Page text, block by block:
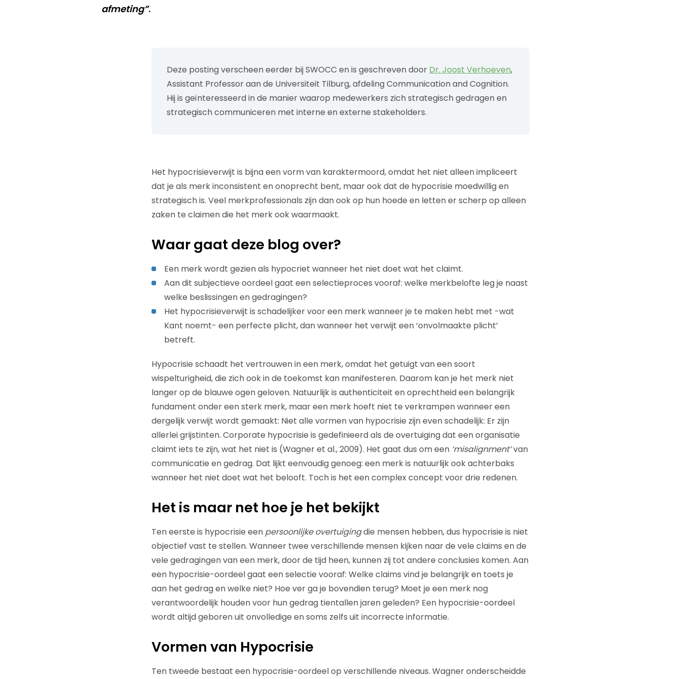
afmeting”.
Deze posting verscheen eerder bij SWOCC en is geschreven door Dr. Joost Verhoeven,
Assistant Professor aan de Universiteit Tilburg, afdeling Communication and Cognition.
Hij is geïnteresseerd in de manier waarop medewerkers zich strategisch gedragen en
strategisch communiceren met interne en externe stakeholders.
Het hypocrisieverwijt is bijna een vorm van karaktermoord, omdat het niet alleen impliceert
dat je als merk inconsistent en onoprecht bent, maar ook dat de hypocrisie moedwillig en
strategisch is. Veel merkprofessionals zijn dan ook op hun hoede en letten er scherp op alleen
zaken te claimen die het merk ook waarmaakt.
Waar gaat deze blog over?
Een merk wordt gezien als hypocriet wanneer het niet doet wat het claimt.
Aan dit subjectieve oordeel gaat een selectieproces vooraf: welke merkbelofte leg je naast
welke beslissingen en gedragingen?
Het hypocrisieverwijt is schadelijker voor een merk wanneer je te maken hebt met -wat
Kant noemt- een perfecte plicht, dan wanneer het verwijt een ‘onvolmaakte plicht’
betreft.
Hypocrisie schaadt het vertrouwen in een merk, omdat het getuigt van een soort
wispelturigheid, die zich ook in de toekomst kan manifesteren. Daarom kan je het merk niet
langer op de blauwe ogen geloven. Natuurlijk is authenticiteit en oprechtheid een belangrijk
fundament onder een sterk merk, maar een merk hoeft niet te verkrampen wanneer een
dergelijk verwijt wordt gemaakt: Niet alle vormen van hypocrisie zijn even schadelijk: Er zijn
allerlei grijstinten. Corporate hypocrisie is gedefinieerd als de overtuiging dat een organisatie
claimt iets te zijn, wat het niet is (Wagner et al., 2009). Het gaat dus om een ‘misalignment’van
communicatie en gedrag. Dat lijkt eenvoudig genoeg: een merk is natuurlijk ook achterbaks
wanneer het niet doet wat het belooft. Toch is het een complex concept voor drie redenen.
Het is maar net hoe je het bekijkt
Ten eerste is hypocrisie een persoonlijke overtuigingdie mensen hebben,dus hypocrisie is niet
objectief vast te stellen. Wanneer twee verschillende mensen kijken naar de vele claims en de
vele gedragingen van een merk, door de tijd heen, kunnen zij tot andere conclusies komen. Aan
een hypocrisie-oordeel gaat een selectie vooraf: Welke claims vind je belangrijk en toets je
aan het gedrag en welke niet? Hoe ver ga je bovendien terug? Moet je een merk nog
verantwoordelijk houden voor hun gedrag tientallen jaren geleden? Een hypocrisie-oordeel
wordt altijd geboren uit onvolledige en soms zelfs uit incorrecte informatie.
Vormen van Hypocrisie
Ten tweede bestaat een hypocrisie-oordeel op verschillende niveaus. Wagner onderscheidde